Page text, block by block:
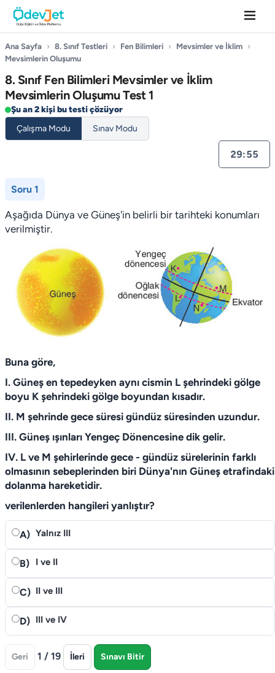
Ana Sayfa › 8. Sınıf Testleri › Fen Bilimleri › Mevsimler ve İklim ›
Mevsimlerin Oluşumu
8. Sınıf Fen Bilimleri Mevsimler ve İklim
Mevsimlerin Oluşumu Test 1
Şu an 2 kişi bu testi çözüyor
Çalışma Modu
Sınav Modu
29:55
Soru 1
Aşağıda Dünya ve Güneş'in belirli bir tarihteki konumları
verilmiştir.
Buna göre,
I. Güneş en tepedeyken aynı cismin L şehrindeki gölge
boyu K şehrindeki gölge boyundan kısadır.
II. M şehrinde gece süresi gündüz süresinden uzundur.
III. Güneş ışınları Yengeç Dönencesine dik gelir.
IV. L ve M şehirlerinde gece - gündüz sürelerinin farklı
olmasının sebeplerinden biri Dünya'nın Güneş etrafindaki
dolanma hareketidir.
verilenlerden hangileri yanlıştır?
A) Yalnız III
B) I ve II
C) II ve III
D) III ve IV
Geri 1 / 19 İleri Sınavı Bitir